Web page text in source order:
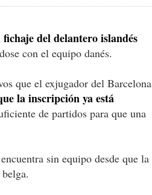
del delantero islandés
con el equipo danés.
que el exjugador del Barcelona
la inscripción ya está
de partidos para que una
sin equipo desde que la